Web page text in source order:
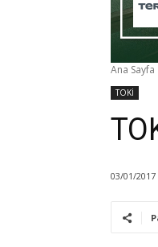
Ana Sayfa
TOKİ
03/01/2017